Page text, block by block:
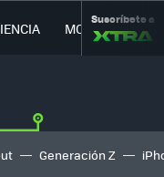
MOVILIDAD
Suscríbete a
Generación Z